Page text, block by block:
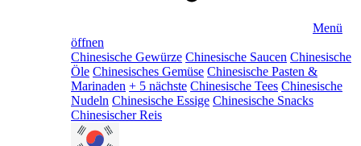
Menü
öffnen
Chinesische Gewürze Chinesische Saucen Chinesische
Öle Chinesisches Gemüse Chinesische Pasten &
Marinaden + 5 nächste Chinesische Tees Chinesische
Nudeln Chinesische Essige Chinesische Snacks
Chinesischer Reis